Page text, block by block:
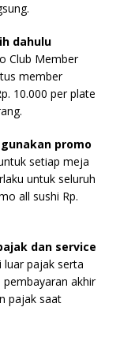
dahulu
Club Member
member
10.000 per plate
promo
setiap meja
untuk seluruh
all sushi Rp.
dan service
luar pajak serta
akhir
pajak saat